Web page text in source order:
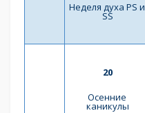
Неделя духа PS и
SS
20
Осенние
каникулы